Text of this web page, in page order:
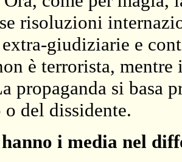
risoluzioni
giudiziarie e
è terrorista, mentre
propaganda si basa
del dissidente.
i media nel